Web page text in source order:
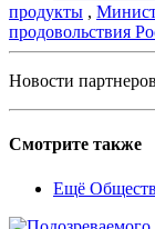
продукты ,
продовольствия
Новости партнеров
Смотрите также
Ещё